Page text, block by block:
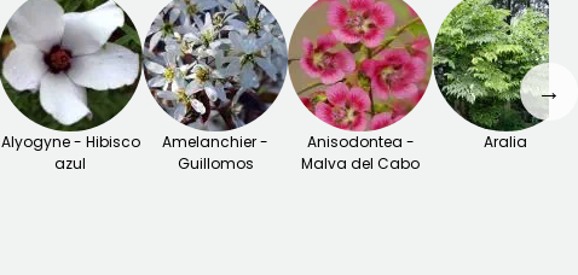
Alyogyne - Hibisco
azul
Amelanchier -
Guillomos
Anisodontea -
Malva del Cabo
Aralia
→